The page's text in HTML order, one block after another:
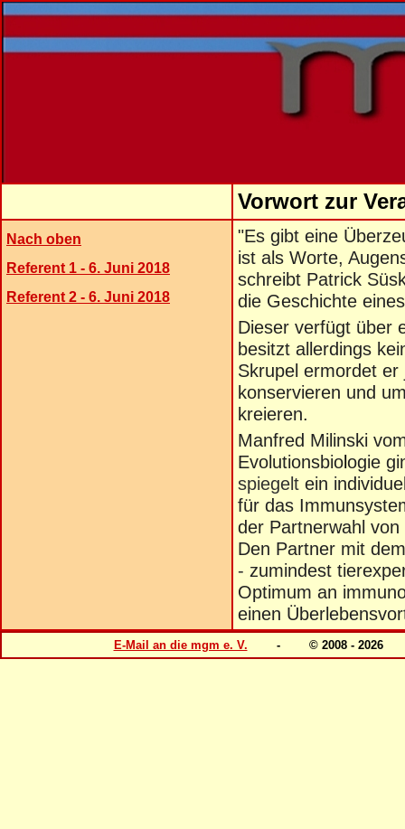
Vorwort zur
Nach oben
Referent 1 - 6. Juni 2018
Referent 2 - 6. Juni 2018
"Es gibt eine
ist als Worte,
schreibt Patrick
die Geschichte
Dieser verfügt über
besitzt allerdings
Skrupel ermordet
konservieren und
kreieren.
Manfred Milinski
Evolutionsbioogie
spiegelt ein
für das
der Partnerwahl
Den Partner mit
- zumindest
Optimum an
einen
E-Mail an die mgm e. V. - © 2008 -